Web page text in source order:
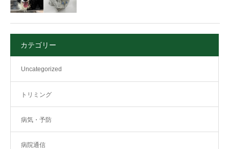
カテゴリー
Uncategorized
トリミング
病気・予防
病院通信